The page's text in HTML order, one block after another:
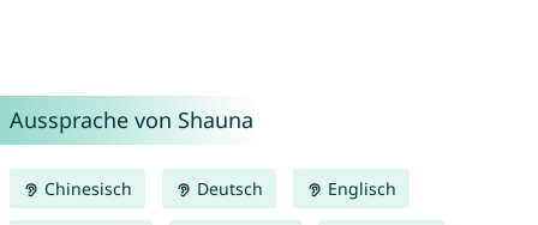
Aussprache von Shauna
Chinesisch Deutsch Englisch